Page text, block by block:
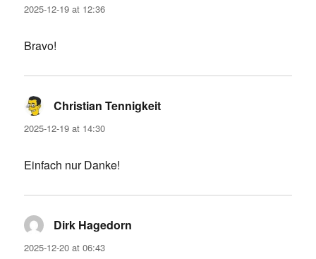
2025-12-19 at 12:36
Bravo!
Christian Tennigkeit
2025-12-19 at 14:30
Einfach nur Danke!
Dirk Hagedorn
2025-12-20 at 06:43